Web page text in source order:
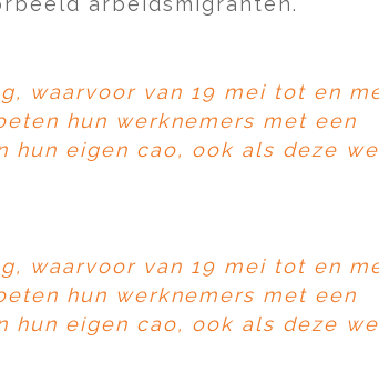
waarvoor van 19 mei tot en
hun werknemers met een
hun eigen cao, ook als deze
waarvoor van 19 mei tot en
hun werknemers met een
hun eigen cao, ook als deze